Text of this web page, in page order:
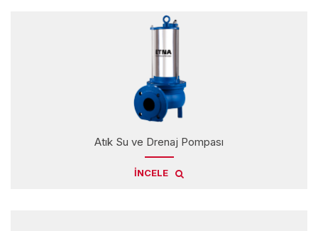
Atık Su ve Drenaj Pompası
İNCELE